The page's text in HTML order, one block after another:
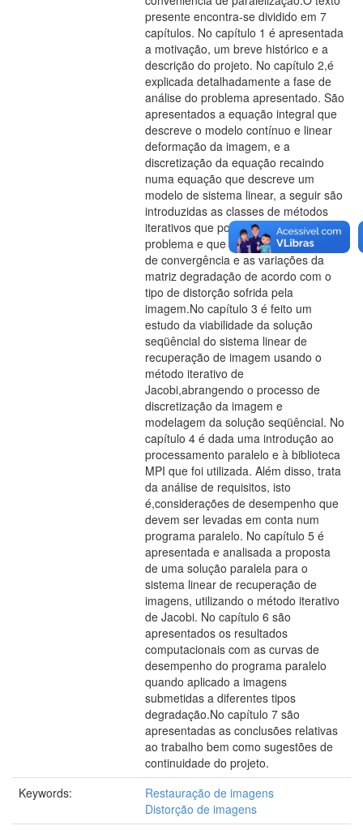
presente encontra-se dividido em 7
capítulos. No capítulo 1 é apresentada
a motivação, um breve histórico e a
descrição do projeto. No capítulo 2,é
explicada detalhadamente a fase de
análise do problema apresentado. São
apresentados a equação integral que
descreve o modelo contínuo e linear
deformação da imagem, e a
discretização da equação recaindo
numa equação que descreve um
modelo de sistema linear, a seguir são
introduzidas as classes de métodos
iterativos que podem solucionar o
problema e que atendem ao critério
de convergência e as variações da
matriz degradação de acordo com o
tipo de distorção sofrida pela
imagem.No capítulo 3 é feito um
estudo da viabilidade da solução
seqüêncial do sistema linear de
recuperação de imagem usando o
método iterativo de
Jacobi,abrangendo o processo de
discretização da imagem e
modelagem da solução seqüêncial. No
capítulo 4 é dada uma introdução ao
processamento paralelo e à biblioteca
MPI que foi utilizada. Além disso, trata
da análise de requisitos, isto
é,considerações de desempenho que
devem ser levadas em conta num
programa paralelo. No capítulo 5 é
apresentada e analisada a proposta
de uma solução paralela para o
sistema linear de recuperação de
imagens, utilizando o método iterativo
de Jacobi. No capítulo 6 são
apresentados os resultados
computacionais com as curvas de
desempenho do programa paralelo
quando aplicado a imagens
submetidas a diferentes tipos
degradação.No capítulo 7 são
apresentadas as conclusões relativas
ao trabalho bem como sugestões de
continuidade do projeto.
Keywords:
Restauração de imagens
Distorção de imagens